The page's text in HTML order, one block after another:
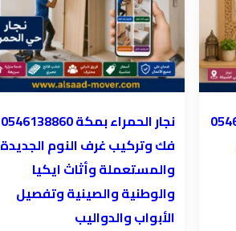
فك وتركيب غرف النوم الجديدة
والمستعملة وأثاث ايكيا
والوطنية والصينية وتفصيل
الأبواب والدواليب